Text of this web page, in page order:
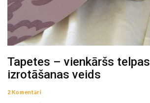
Tapetes – vienkāršs telpas
izrotāšanas veids
2 Komentāri